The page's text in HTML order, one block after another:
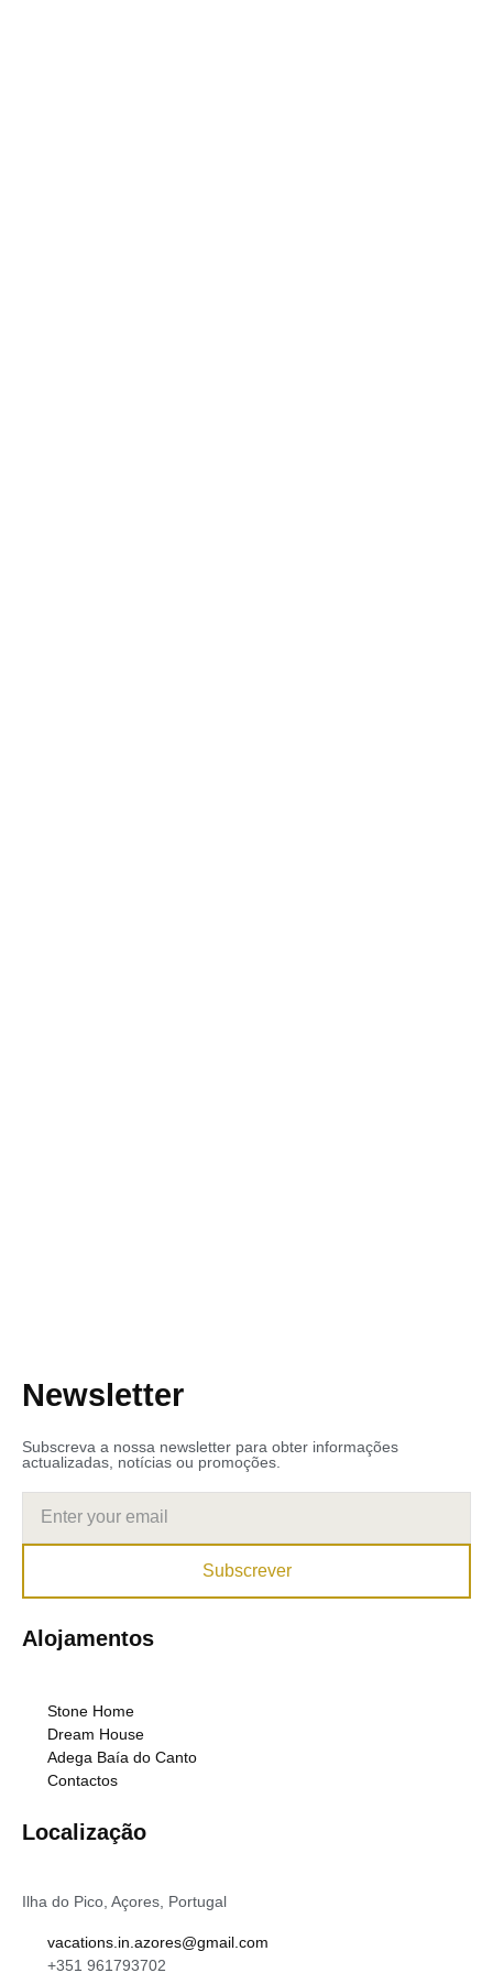
Newsletter
Subscreva a nossa newsletter para obter informações
actualizadas, notícias ou promoções.
Subscrever
Alojamentos
Stone Home
Dream House
Adega Baía do Canto
Contactos
Localização
Ilha do Pico, Açores, Portugal
vacations.in.azores@gmail.com
+351 961793702